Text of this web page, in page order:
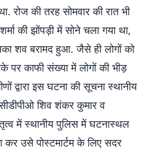
रोज की तरह सोमवार की रात भी
की झोंपड़ी में सोने चला गया था,
शव बरामद हुआ. जैसे ही लोगों को
पर काफी संख्या में लोगों की भीड़
द्वारा इस घटना की सूचना स्थानीय
शिव शंकर कुमार व
में स्थानीय पुलिस में घटनास्थल
उसे पोस्टमार्टम के लिए सदर